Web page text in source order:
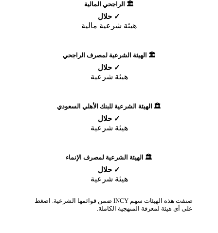
🏛️ الراجحي المالية
✓ حلال
هيئة شرعية مالية
🏛️ الهيئة الشرعية لمصرف الراجحي
✓ حلال
هيئة شرعية
🏛️ الهيئة الشرعية للبنك الأهلي السعودي
✓ حلال
هيئة شرعية
🏛️ الهيئة الشرعية لمصرف الإنماء
✓ حلال
هيئة شرعية
صنفت هذه الهيئات سهم INCY ضمن قوائمها الشرعية. اضغط
على أي هيئة لمعرفة المنهجية الكاملة.